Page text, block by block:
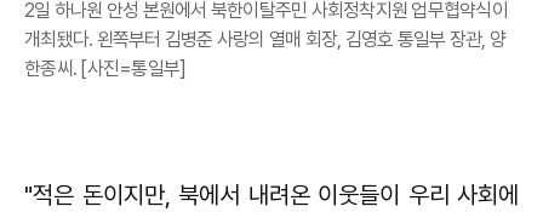
2일 하나원 안성 본원에서 북한이탈주민 사회정착지원 업무협약식이
개최됐다. 왼쪽부터 김병준 사랑의 열매 회장, 김영호 통일부 장관, 양
한종씨. [사진=통일부]
"적은 돈이지만, 북에서 내려온 이웃들이 우리 사회에